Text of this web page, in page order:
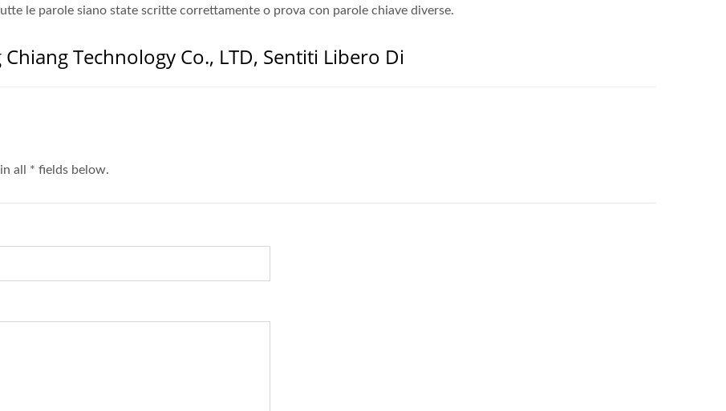
le parole siano state scritte correttamente o prova con parole chiave diverse.
Technology Co., LTD, Sentiti Libero Di